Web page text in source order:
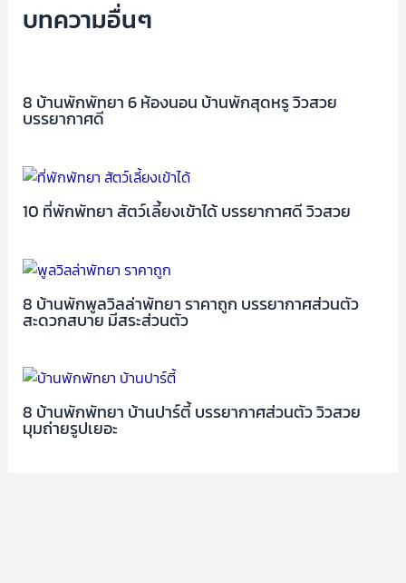
บทความอื่นๆ
8 บ้านพักพัทยา 6 ห้องนอน บ้านพักสุดหรู วิวสวย
บรรยากาศดี
10 ที่พักพัทยา สัตว์เลี้ยงเข้าได้ บรรยากาศดี วิวสวย
8 บ้านพักพูลวิลล่าพัทยา ราคาถูก บรรยากาศส่วนตัว
สะดวกสบาย มีสระส่วนตัว
8 บ้านพักพัทยา บ้านปาร์ตี้ บรรยากาศส่วนตัว วิวสวย
มุมถ่ายรูปเยอะ